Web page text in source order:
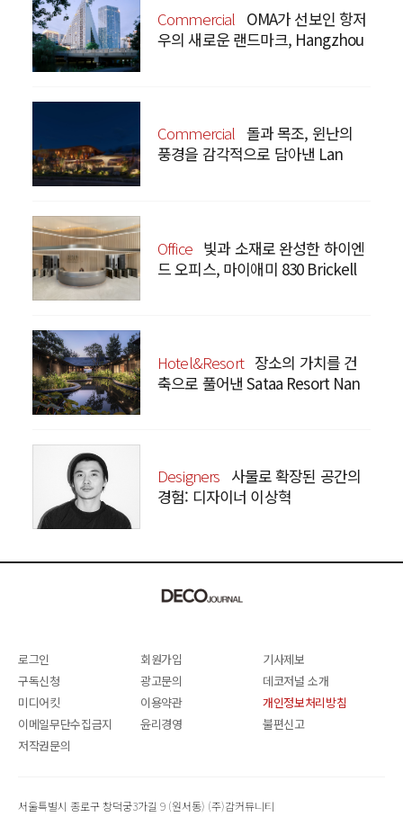
Commercial OMA가 선보인 항저
우의 새로운 랜드마크, Hangzhou
Commercial 돌과 목조, 윈난의
풍경을 감각적으로 담아낸 Lan
Office 빛과 소재로 완성한 하이엔
드 오피스, 마이애미 830 Brickell
Hotel&Resort 장소의 가치를 건
축으로 풀어낸 Sataa Resort Nan
Designers 사물로 확장된 공간의
경험: 디자이너 이상혁
로그인 회원가입
기사제보
구독신청
광고문의
데코저널 소개
미디어킷
이용약관
개인정보처리방침
이메일무단수집금지
윤리경영
불편신고
저작권문의
서울특별시 종로구 창덕궁3가길 9 (원서동) (주)감커뮤니티